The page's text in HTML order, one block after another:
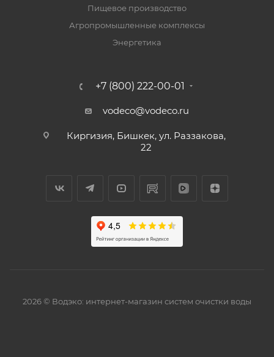
Пищевое производство
Агропромышленные комплексы
Энергетика
+7 (800) 222-00-01
vodeco@vodeco.ru
Киргизия, Бишкек, ул. Раззакова,
22
2026 © Водэко: интернет-магазин систем очистки воды